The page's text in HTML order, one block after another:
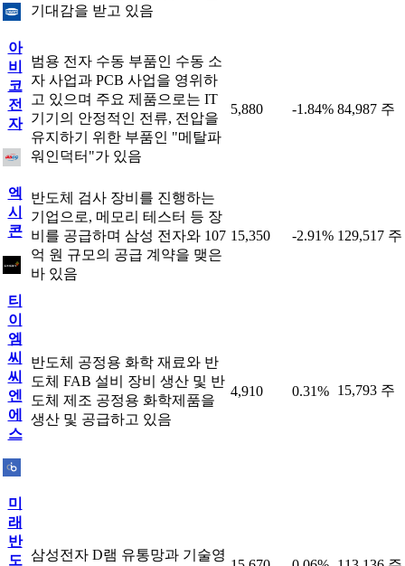
기대감을 받고 있음
아
비
코
전
자
범용 전자 수동 부품인 수동 소
자 사업과 PCB 사업을 영위하
고 있으며 주요 제품으로는 IT
기기의 안정적인 전류, 전압을
유지하기 위한 부품인 "메탈파
워인덕터"가 있음
5,880 -1.84% 84,987 주
엑
시
콘
반도체 검사 장비를 진행하는
기업으로, 메모리 테스터 등 장
비를 공급하며 삼성 전자와 107
억 원 규모의 공급 계약을 맺은
바 있음
15,350 -2.91% 129,517 주
티
이
엠
씨
씨
엔
에
스
반도체 공정용 화학 재료와 반
도체 FAB 설비 장비 생산 및 반
도체 제조 공정용 화학제품을
생산 및 공급하고 있음
4,910 0.31% 15,793 주
미
래
반
도 삼성전자 D램 유통망과 기술영